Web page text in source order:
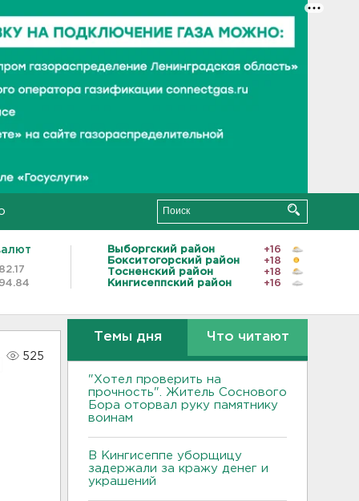
Выборгский район
+16
Бокситогорский район
+18
Тосненский район
+18
Кингисеппский район
+16
525
Темы дня Что читают
"Хотел проверить на
прочность". Житель Соснового
Бора оторвал руку памятнику
воинам
В Кингисеппе уборщицу
задержали за кражу денег и
украшений